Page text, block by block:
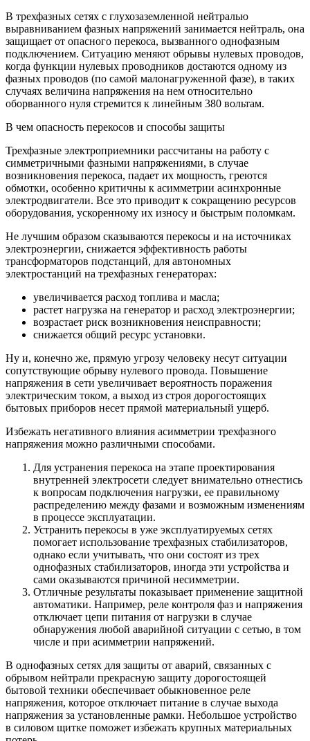
В трехфазных сетях с глухозаземленной нейтралью
выравниванием фазных напряжений занимается нейтраль, она
защищает от опасного перекоса, вызванного однофазным
подключением. Ситуацию меняют обрывы нулевых проводов,
когда функции нулевых проводников достаются одному из
фазных проводов (по самой малонагруженной фазе), в таких
случаях величина напряжения на нем относительно
оборванного нуля стремится к линейным 380 вольтам.
В чем опасность перекосов и способы защиты
Трехфазные электроприемники рассчитаны на работу с
симметричными фазными напряжениями, в случае
возникновения перекоса, падает их мощность, греются
обмотки, особенно критичны к асимметрии асинхронные
электродвигатели. Все это приводит к сокращению ресурсов
оборудования, ускоренному их износу и быстрым поломкам.
Не лучшим образом сказываются перекосы и на источниках
электроэнергии, снижается эффективность работы
трансформаторов подстанций, для автономных
электростанций на трехфазных генераторах:
увеличивается расход топлива и масла;
растет нагрузка на генератор и расход электроэнергии;
возрастает риск возникновения неисправности;
снижается общий ресурс установки.
Ну и, конечно же, прямую угрозу человеку несут ситуации
сопутствующие обрыву нулевого провода. Повышение
напряжения в сети увеличивает вероятность поражения
электрическим током, а выход из строя дорогостоящих
бытовых приборов несет прямой материальный ущерб.
Избежать негативного влияния асимметрии трехфазного
напряжения можно различными способами.
Для устранения перекоса на этапе проектирования
внутренней электросети следует внимательно отнестись
к вопросам подключения нагрузки, ее правильному
распределению между фазами и возможным изменениям
в процессе эксплуатации.
Устранить перекосы в уже эксплуатируемых сетях
помогает использование трехфазных стабилизаторов,
однако если учитывать, что они состоят из трех
однофазных стабилизаторов, иногда эти устройства и
сами оказываются причиной несимметрии.
Отличные результаты показывает применение защитной
автоматики. Например, реле контроля фаз и напряжения
отключает цепи питания от нагрузки в случае
обнаружения любой аварийной ситуации с сетью, в том
числе и при асимметрии напряжений.
В однофазных сетях для защиты от аварий, связанных с
обрывом нейтрали прекрасную защиту дорогостоящей
бытовой техники обеспечивает обыкновенное реле
напряжения, которое отключает питание в случае выхода
напряжения за установленные рамки. Небольшое устройство
в силовом щитке поможет избежать крупных материальных